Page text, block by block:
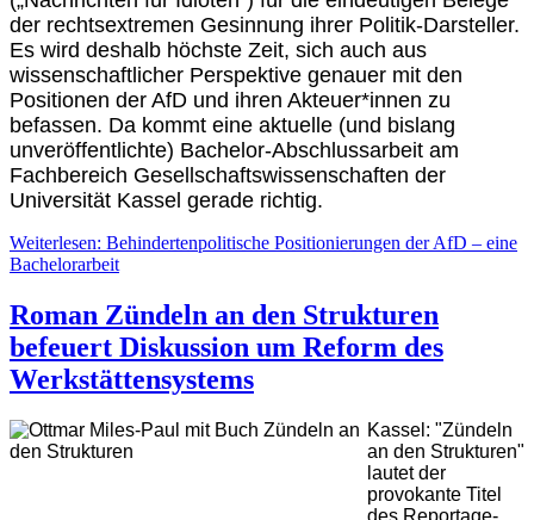
der rechtsextremen Gesinnung ihrer Politik-Darsteller.
Es wird deshalb höchste Zeit, sich auch aus
wissenschaftlicher Perspektive genauer mit den
Positionen der AfD und ihren Akteuer*innen zu
befassen. Da kommt eine aktuelle (und bislang
unveröffentlichte) Bachelor-Abschlussarbeit am
Fachbereich Gesellschaftswissenschaften der
Universität Kassel gerade richtig.
Weiterlesen: Behindertenpolitische Positionierungen der AfD – eine
Bachelorarbeit
Roman Zündeln an den Strukturen
befeuert Diskussion um Reform des
Werkstättensystems
Kassel: "Zündeln
an den Strukturen"
lautet der
provokante Titel
des Reportage-